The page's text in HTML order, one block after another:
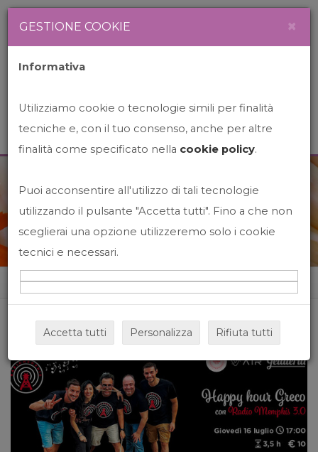
News&Events
Home News&events
GESTIONE COOKIE ×
Informativa
Utilizziamo cookie o tecnologie simili per finalità
tecniche e, con il tuo consenso, anche per altre
finalità come specificato nella cookie policy.
Puoi acconsentire all'utilizzo di tali tecnologie
utilizzando il pulsante "Accetta tutti". Fino a che non
sceglierai una opzione utilizzeremo solo i cookie
tecnici e necessari.
Accetta tutti Personalizza Rifiuta tutti